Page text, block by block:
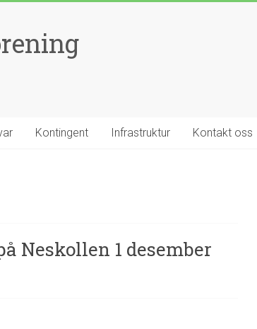
Kontingent Infrastruktur Kontakt oss
Neskollen 1 desember